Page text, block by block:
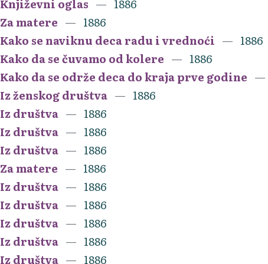
Književni oglas
1886
Za matere
1886
Kako se naviknu deca radu i vrednoći
1886
Kako da se čuvamo od kolere
1886
Kako da se održe deca do kraja prve godine
Iz ženskog društva
1886
Iz društva
1886
Iz društva
1886
Iz društva
1886
Za matere
1886
Iz društva
1886
Iz društva
1886
Iz društva
1886
Iz društva
1886
Iz društva
1886